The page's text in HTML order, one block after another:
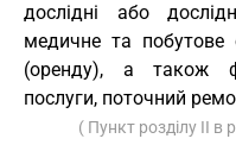
дослідні або
медичне та побутове
(оренду), а також
послуги, поточний
( Пункт розділу II в